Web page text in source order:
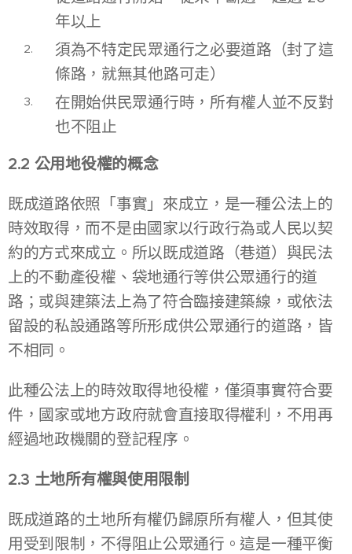
年以上
須為不特定民眾通行之必要道路（封了這
條路，就無其他路可走）
在開始供民眾通行時，所有權人並不反對
也不阻止
2.2 公用地役權的概念
既成道路依照「事實」來成立，是一種公法上的
時效取得，而不是由國家以行政行為或人民以契
約的方式來成立。所以既成道路（巷道）與民法
上的不動產役權、袋地通行等供公眾通行的道
路；或與建築法上為了符合臨接建築線，或依法
留設的私設通路等所形成供公眾通行的道路，皆
不相同。
此種公法上的時效取得地役權，僅須事實符合要
件，國家或地方政府就會直接取得權利，不用再
經過地政機關的登記程序。
2.3 土地所有權與使用限制
既成道路的土地所有權仍歸原所有權人，但其使
用受到限制，不得阻止公眾通行。這是一種平衡